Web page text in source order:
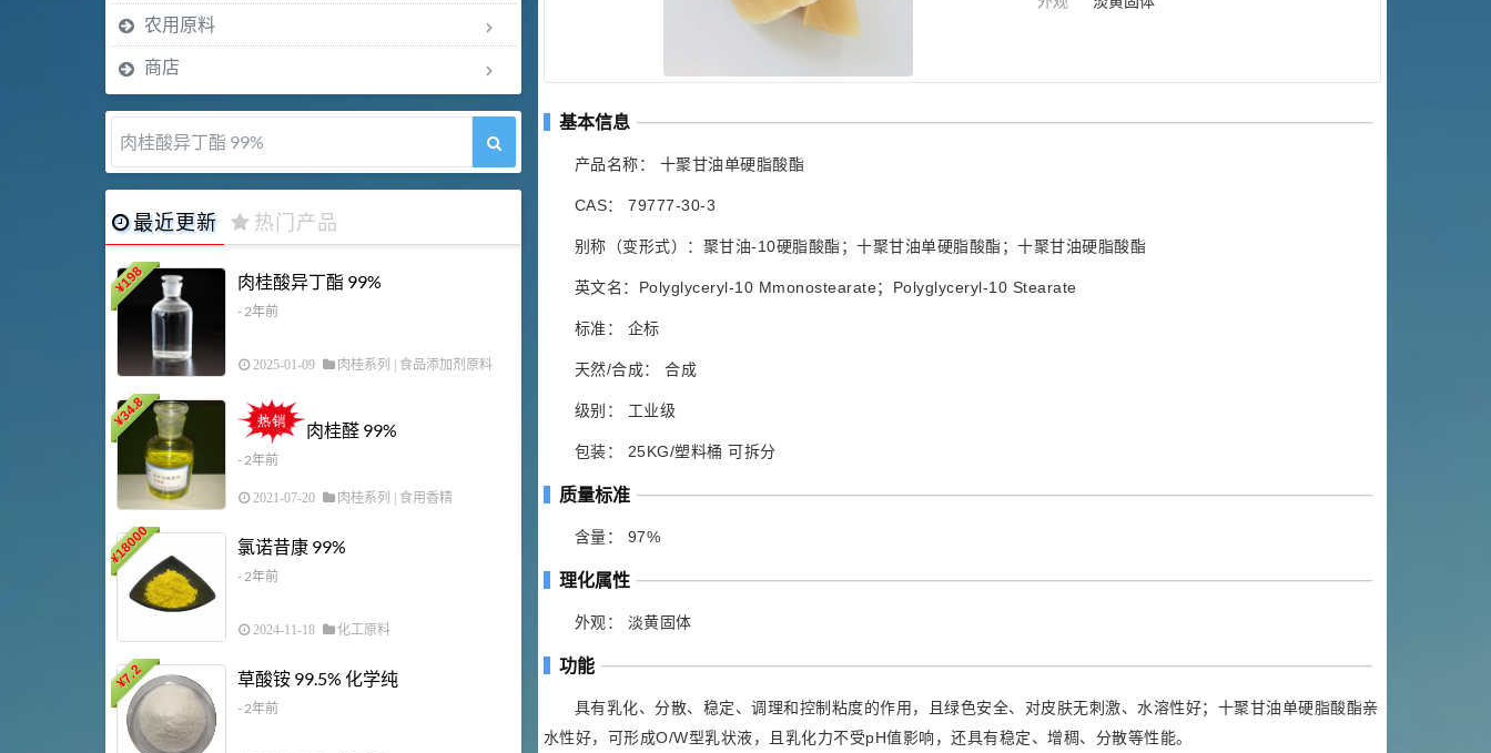
基本信息
产品名称： 十聚甘油单硬脂酸酯
CAS： 79777-30-3
别称（变形式）：聚甘油-10硬脂酸酯；十聚甘油单硬脂酸酯；十聚甘油硬脂酸酯
英文名：Polyglyceryl-10 Mmonostearate；Polyglyceryl-10 Stearate
标准： 企标
天然/合成： 合成
级别： 工业级
包装： 25KG/塑料桶 可拆分
质量标准
含量： 97%
理化属性
外观： 淡黄固体
功能
具有乳化、分散、稳定、调理和控制粘度的作用，且绿色安全、对皮肤无刺激、水溶性好；十聚甘油单硬脂酸酯亲
水性好，可形成O/W型乳状液，且乳化力不受pH值影响，还具有稳定、增稠、分散等性能。
农用原料
商店
肉桂醛 99%
最近更新 热门产品
¥
198 肉桂酸异丁酯 99%
- 2年前
2025-01-09 肉桂系列 食品添加剂原料
¥
34.8
肉桂醛 99%
- 2年前
2021-07-20 肉桂系列 | 食用香精
¥
18000 氯诺昔康 99%
- 2年前
2024-11-18 化工原料
¥
7.2 草酸铵 99.5% 化学纯
- 2年前
1 胍基乙酸 98%
2021-05-25
2 乙酸橙花酯 99%
浏览量 - 5.51w
2021-06-17 化工原料
3
2021-07-07
29
浏览量 - 1.98w